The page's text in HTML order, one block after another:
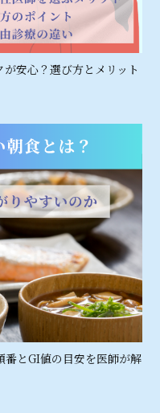
安心？選び方とメリット
とGI値の目安を医師が解